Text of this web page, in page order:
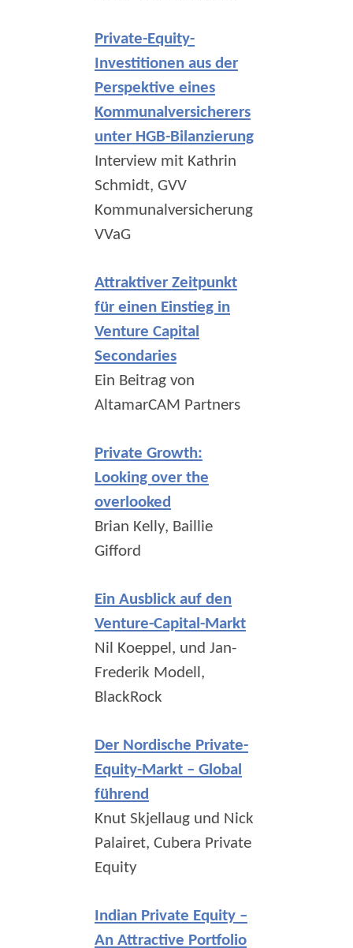
Private-Equity-
Investitionen aus der
Perspektive eines
Kommunalversicherers
unter HGB-Bilanzierung
Interview mit Kathrin
Schmidt, GVV
Kommunalversicherung
VVaG
Attraktiver Zeitpunkt
für einen Einstieg in
Venture Capital
Secondaries
Ein Beitrag von
AltamarCAM Partners
Private Growth:
Looking over the
overlooked
Brian Kelly, Baillie
Gifford
Ein Ausblick auf den
Venture-Capital-Markt
Nil Koeppel, und Jan-
Frederik Modell,
BlackRock
Der Nordische Private-
Equity-Markt – Global
führend
Knut Skjellaug und Nick
Palairet, Cubera Private
Equity
Indian Private Equity –
An Attractive Portfolio